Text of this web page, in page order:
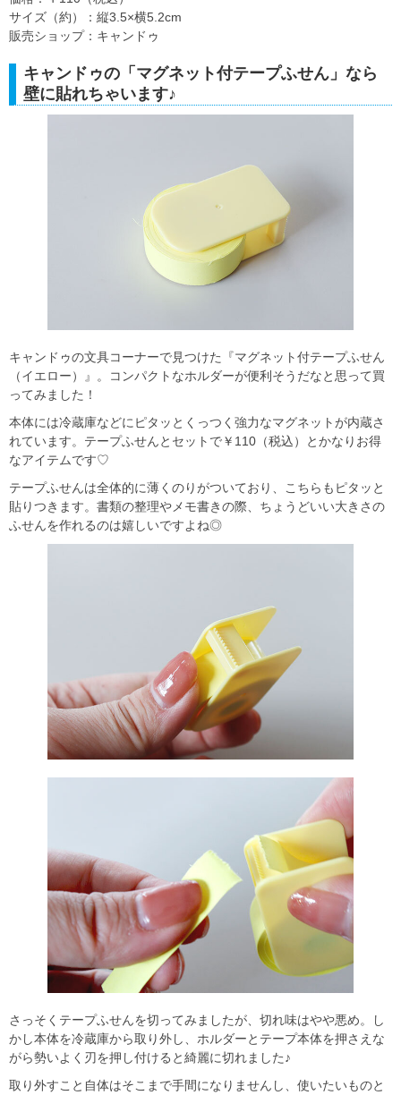
サイズ（約）：縦3.5×横5.2cm
販売ショップ：キャンドゥ
キャンドゥの「マグネット付テープふせん」なら
壁に貼れちゃいます♪
キャンドゥの文具コーナーで見つけた『マグネット付テープふせん
（イエロー）』。コンパクトなホルダーが便利そうだなと思って買
ってみました！
本体には冷蔵庫などにピタッとくっつく強力なマグネットが内蔵さ
れています。テープふせんとセットで￥110（税込）とかなりお得
なアイテムです♡
テープふせんは全体的に薄くのりがついており、こちらもピタッと
貼りつきます。書類の整理やメモ書きの際、ちょうどいい大きさの
ふせんを作れるのは嬉しいですよね◎
さっそくテープふせんを切ってみましたが、切れ味はやや悪め。し
かし本体を冷蔵庫から取り外し、ホルダーとテープ本体を押さえな
がら勢いよく刃を押し付けると綺麗に切れました♪
取り外すこと自体はそこまで手間になりませんし、使いたいものと